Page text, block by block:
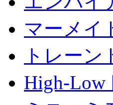
マーメイ
トレーン
High-Low